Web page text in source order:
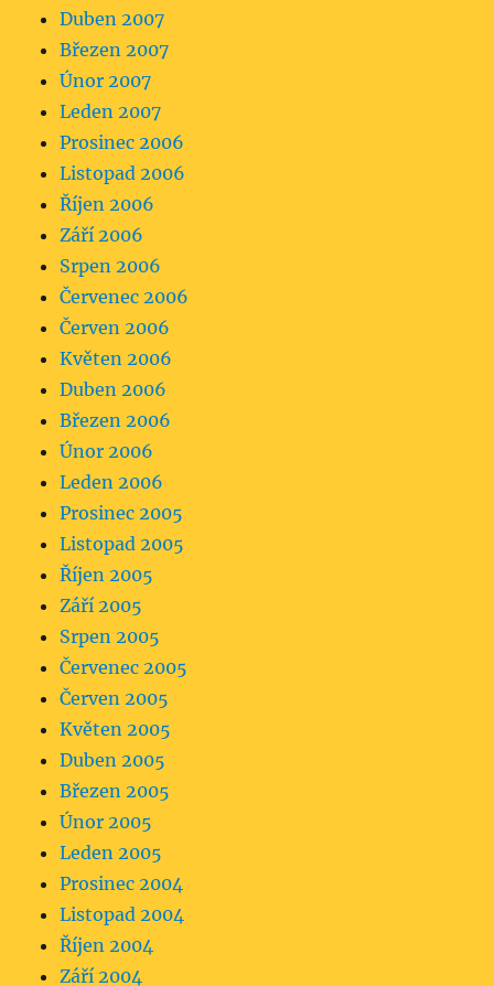
Duben 2007
Březen 2007
Únor 2007
Leden 2007
Prosinec 2006
Listopad 2006
Říjen 2006
Září 2006
Srpen 2006
Červenec 2006
Červen 2006
Květen 2006
Duben 2006
Březen 2006
Únor 2006
Leden 2006
Prosinec 2005
Listopad 2005
Říjen 2005
Září 2005
Srpen 2005
Červenec 2005
Červen 2005
Květen 2005
Duben 2005
Březen 2005
Únor 2005
Leden 2005
Prosinec 2004
Listopad 2004
Říjen 2004
Září 2004